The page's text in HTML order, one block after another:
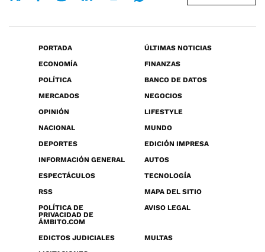
PORTADA
ÚLTIMAS NOTICIAS
ECONOMÍA
FINANZAS
POLÍTICA
BANCO DE DATOS
MERCADOS
NEGOCIOS
OPINIÓN
LIFESTYLE
NACIONAL
MUNDO
DEPORTES
EDICIÓN IMPRESA
INFORMACIÓN GENERAL
AUTOS
ESPECTÁCULOS
TECNOLOGÍA
RSS
MAPA DEL SITIO
POLÍTICA DE
PRIVACIDAD DE
ÁMBITO.COM
AVISO LEGAL
EDICTOS JUDICIALES
MULTAS